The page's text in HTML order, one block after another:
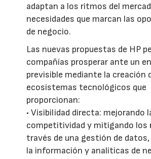
adaptan a los ritmos del
necesidades que marcan las
de negocio.
Las nuevas propuestas de HP
compañías prosperar ante un
previsible mediante la creación
ecosistemas tecnológicos que
proporcionan:
• Visibilidad directa: mejorando
competitividad y mitigando los
través de una gestión de
la información y analíticas de